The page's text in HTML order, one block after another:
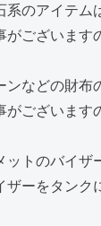
系のアイテム
がございます
ンなどの財布
ございます
ットのバイザ
ザーをタンク